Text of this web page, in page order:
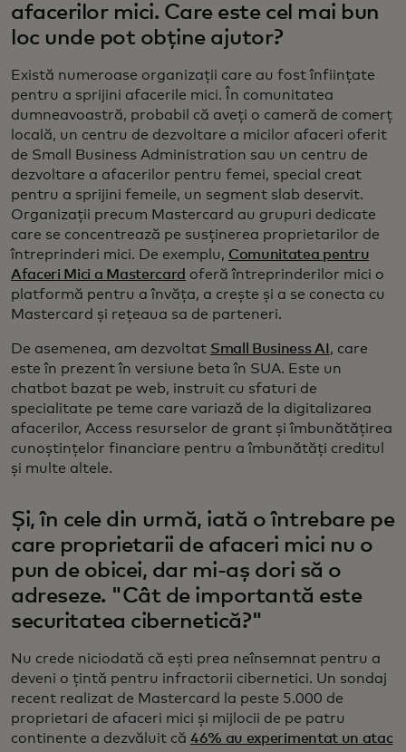
afacerilor mici. Care este cel mai bun
loc unde pot obține ajutor?
Există numeroase organizații care au fost înființate
pentru a sprijini afacerile mici. În comunitatea
dumneavoastră, probabil că aveți o cameră de comerț
locală, un centru de dezvoltare a micilor afaceri oferit
de Small Business Administration sau un centru de
dezvoltare a afacerilor pentru femei, special creat
pentru a sprijini femeile, un segment slab deservit.
Organizații precum Mastercard au grupuri dedicate
care se concentrează pe susținerea proprietarilor de
întreprinderi mici. De exemplu, Comunitatea pentru
Afaceri Mici a Mastercard oferă întreprinderilor mici o
platformă pentru a învăța, a crește și a se conecta cu
Mastercard și rețeaua sa de parteneri.
De asemenea, am dezvoltat Small Business AI , care
este în prezent în versiune beta în SUA. Este un
chatbot bazat pe web, instruit cu sfaturi de
specialitate pe teme care variază de la digitalizarea
afacerilor, Access resurselor de grant și îmbunătățirea
cunoștințelor financiare pentru a îmbunătăți creditul
și multe altele.
Și, în cele din urmă, iată o întrebare pe
care proprietarii de afaceri mici nu o
pun de obicei, dar mi-aș dori să o
adreseze. "Cât de importantă este
securitatea cibernetică?"
Nu crede niciodată că ești prea neînsemnat pentru a
deveni o țintă pentru infractorii cibernetici. Un sondaj
recent realizat de Mastercard la peste 5.000 de
proprietari de afaceri mici și mijlocii de pe patru
continente a dezvăluit că 46% au experimentat un atac